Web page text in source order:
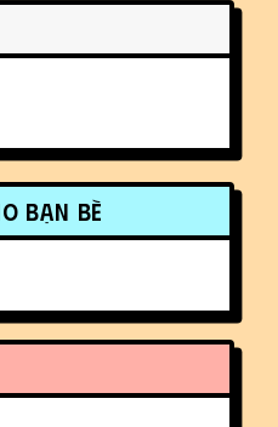
functionality
bạn bè